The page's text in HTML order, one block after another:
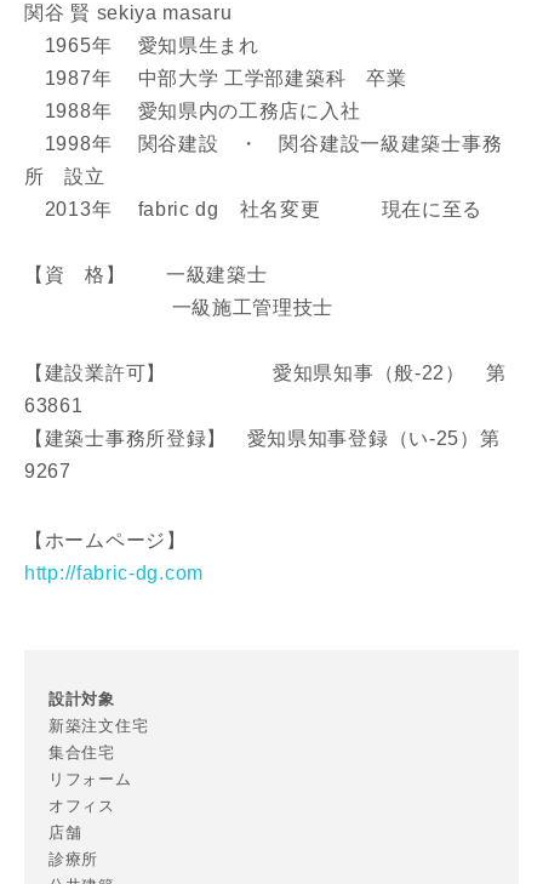
関谷 賢 sekiya masaru
1965年 愛知県生まれ
1987年 中部大学 工学部建築科 卒業
1988年 愛知県内の工務店に入社
1998年 関谷建設 ・ 関谷建設一級建築士事務
所 設立
2013年 fabric dg 社名変更 現在に至る
【資 格】 一級建築士
一級施工管理技士
【建設業許可】 愛知県知事（般-22） 第
63861
【建築士事務所登録】 愛知県知事登録（い-25）第
9267
【ホームページ】
http://fabric-dg.com
設計対象
新築注文住宅
集合住宅
リフォーム
オフィス
店舗
診療所
た専門家へ提供すること、または当社サービスのご案内のた
めに利用します。
当社は、本サービス又は利用契約に関し，お客様に発生した
損害について、債務不履行責任、不法行為責任、その他の法
律上の請求原因の如何を問わず賠償の責任を負わないものと
します。
当社は、お客様が本サービスを利用することにより第三者と
の間で生じた紛争等について一切責任を負わないものとしま